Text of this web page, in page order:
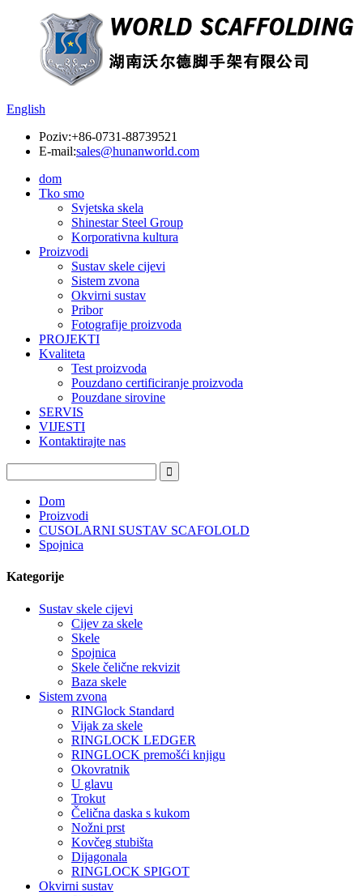
English
Poziv:+86-0731-88739521
E-mail:sales@hunanworld.com
dom
Tko smo
Svjetska skela
Shinestar Steel Group
Korporativna kultura
Proizvodi
Sustav skele cijevi
Sistem zvona
Okvirni sustav
Pribor
Fotografije proizvoda
PROJEKTI
Kvaliteta
Test proizvoda
Pouzdano certificiranje proizvoda
Pouzdane sirovine
SERVIS
VIJESTI
Kontaktirajte nas
Dom
Proizvodi
CUSOLARNI SUSTAV SCAFOLOLD
Spojnica
Kategorije
Sustav skele cijevi
Cijev za skele
Skele
Spojnica
Skele čelične rekvizit
Baza skele
Sistem zvona
RINGlock Standard
Vijak za skele
RINGLOCK LEDGER
RINGLOCK premošći knjigu
Okovratnik
U glavu
Trokut
Čelična daska s kukom
Nožni prst
Kovčeg stubišta
Dijagonala
RINGLOCK SPIGOT
Okvirni sustav